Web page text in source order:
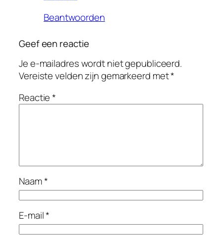
Beantwoorden
Geef een reactie
Je e-mailadres wordt niet gepubliceerd.
Vereiste velden zijn gemarkeerd met*
Reactie*
Naam*
E-mail*